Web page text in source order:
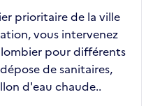
prioritaire de la ville
vous intervenez
pour différents
de sanitaires,
d'eau chaude..